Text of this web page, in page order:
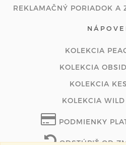
REKLAMAČNÝ PORIADOK A
KOLEKCIA
KOLEKCIA
KOLEKCIA
KOLEKCIA
PODMIENKY
ODSTÚPIŤ OD